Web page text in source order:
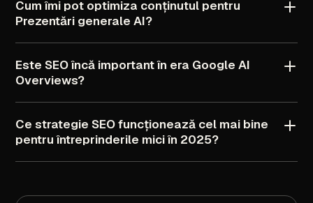
Cum îmi pot optimiza conținutul pentru
Prezentări generale AI?
Este SEOîncă importantîn era Google AI
Overviews?
Ce strategie SEOfuncționează cel mai bine
pentru întreprinderile miciîn 2025?